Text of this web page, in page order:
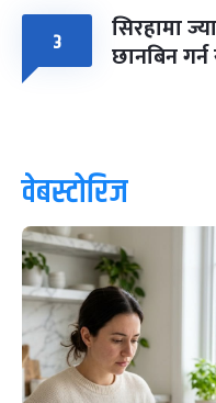
३ सिरहामा
छानबिन
वेबस्टोरिज